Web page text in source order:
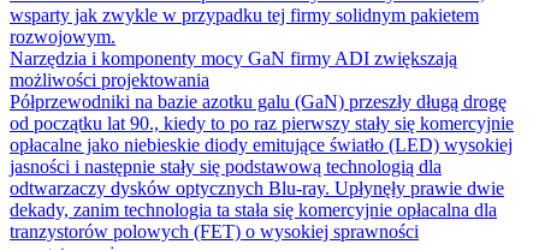
wsparty jak zwykle w przypadku tej firmy solidnym pakietem
rozwojowym.
Narzędzia i komponenty mocy GaN firmy ADI zwiększają
możliwości projektowania
Półprzewodniki na bazie azotku galu (GaN) przeszły długą drogę
od początku lat 90., kiedy to po raz pierwszy stały się komercyjnie
opłacalne jako niebieskie diody emitujące światło (LED) wysokiej
jasności i następnie stały się podstawową technologią dla
odtwarzaczy dysków optycznych Blu-ray. Upłynęły prawie dwie
dekady, zanim technologia ta stała się komercyjnie opłacalna dla
tranzystorów polowych (FET) o wysokiej sprawności